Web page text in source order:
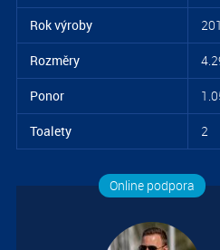
Rok výroby
Rozměry
Ponor
Toalety 2
Online podpora